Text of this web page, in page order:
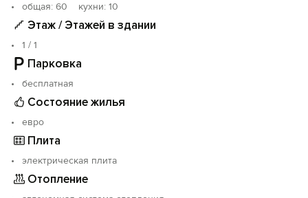
oбщая: 60 кухни: 10
Этаж / Этажей в здании
1 / 1
Парковка
бесплатная
Состояние жилья
евро
Плита
электрическая плита
Отопление